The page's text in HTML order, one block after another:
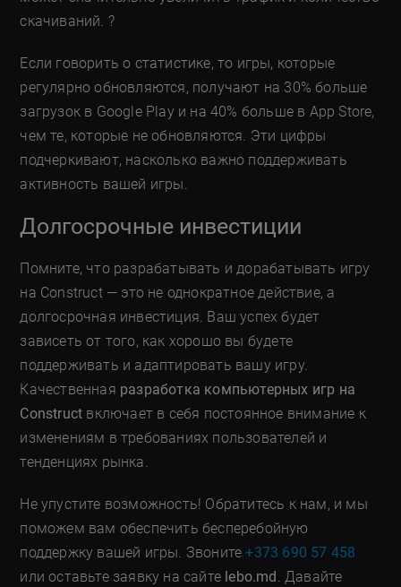
скачиваний. ?
Если говорить о статистике, то игры, которые
регулярно обновляются, получают на 30% больше
загрузок в Google Play и на 40% больше в App Store,
чем те, которые не обновляются. Эти цифры
подчеркивают, насколько важно поддерживать
активность вашей игры.
Долгосрочные инвестиции
Помните, что разрабатывать и дорабатывать игру
на Construct — это не однократное действие, а
долгосрочная инвестиция. Ваш успех будет
зависеть от того, как хорошо вы будете
поддерживать и адаптировать вашу игру.
Качественная разработка компьютерных игр на
Construct включает в себя постоянное внимание к
изменениям в требованиях пользователей и
тенденциях рынка.
Не упустите возможность! Обратитесь к нам, и мы
поможем вам обеспечить бесперебойную
поддержку вашей игры. Звоните+373 690 57 458
или оставьте заявку на сайте lebo.md. Давайте